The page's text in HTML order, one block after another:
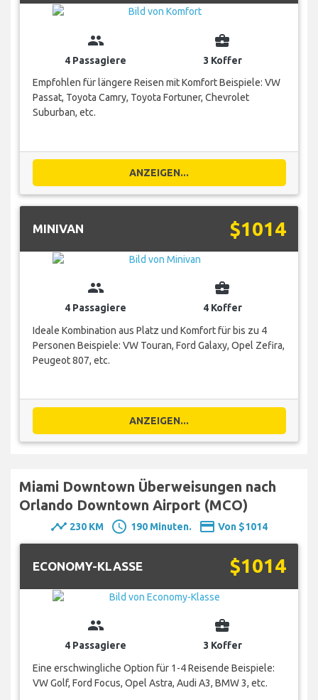
group
4 Passagiere
business_center
3 Koffer
Empfohlen für längere Reisen mit Komfort Beispiele: VW
Passat, Toyota Camry, Toyota Fortuner, Chevrolet
Suburban, etc.
ANZEIGEN...
MINIVAN $1014
group
4 Passagiere
business_center
4 Koffer
Ideale Kombination aus Platz und Komfort für bis zu 4
Personen Beispiele: VW Touran, Ford Galaxy, Opel Zefira,
Peugeot 807, etc.
ANZEIGEN...
Miami Downtown Überweisungen nach
Orlando Downtown Airport (MCO)
timeline 230 KM schedule 190 Minuten. payment Von $1014
ECONOMY-KLASSE $1014
group
4 Passagiere
business_center
3 Koffer
Eine erschwingliche Option für 1-4 Reisende Beispiele:
VW Golf, Ford Focus, Opel Astra, Audi A3, BMW 3, etc.